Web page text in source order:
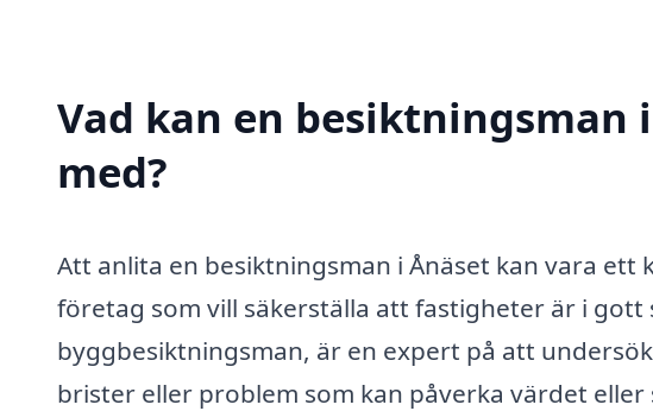
Vad kan en besiktningsman
med?
Att anlita en besiktningsman i Ånäset kan vara
företag som vill säkerställa att fastigheter är i gott
byggbesiktningsman, är en expert på att
brister eller problem som kan påverka värdet